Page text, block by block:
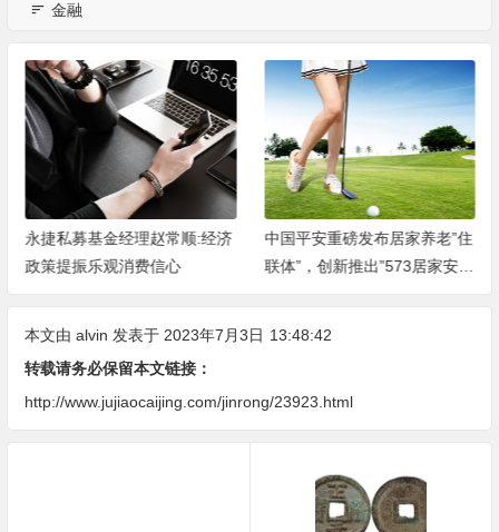
金融
永捷私募基金经理赵常顺:经济
政策提振乐观消费信心
中国平安重磅发布居家养老”住
联体”，创新推出”573居家安全
改造服务”
本文由 alvin 发表于 2023年7月3日 13:48:42
转载请务必保留本文链接：
http://www.jujiaocaijing.com/jinrong/23923.html